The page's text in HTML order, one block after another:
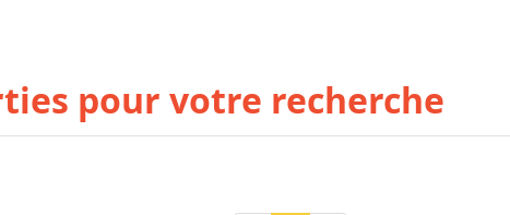
pour votre recherche